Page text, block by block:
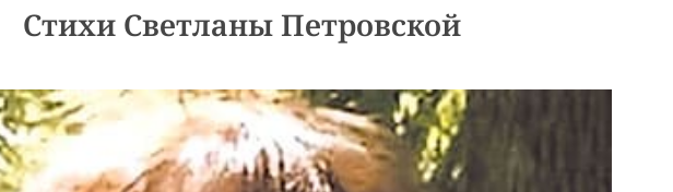
Стихи Светланы Петровской